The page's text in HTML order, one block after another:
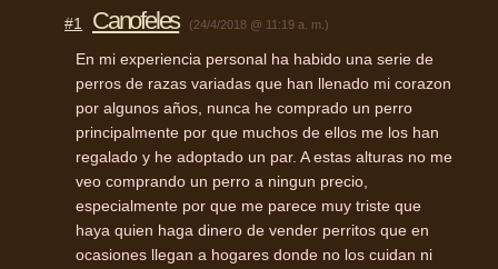
#1 Canofeles (24/4/2018 @ 11:19 a. m.)
En mi experiencia personal ha habido una serie de
perros de razas variadas que han llenado mi corazon
por algunos años, nunca he comprado un perro
principalmente por que muchos de ellos me los han
regalado y he adoptado un par. A estas alturas no me
veo comprando un perro a ningun precio,
especialmente por que me parece muy triste que
haya quien haga dinero de vender perritos que en
ocasiones llegan a hogares donde no los cuidan ni